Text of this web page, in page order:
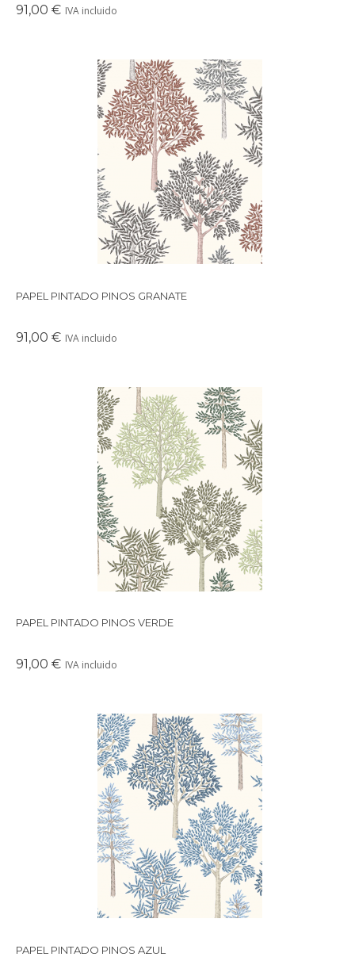
91,00 € IVA incluido
Papel pintado de inspiración vegetal compuesto por un dibujo
de arboleda al estilo acuarela
PAPEL PINTADO PINOS GRANATE
91,00 € IVA incluido
Papel pintado de inspiración vegetal compuesto por un dibujo
de arboleda al estilo acuarela
PAPEL PINTADO PINOS VERDE
91,00 € IVA incluido
Papel pintado de inspiración vegetal compuesto por un dibujo
de arboleda al estilo acuarela
PAPEL PINTADO PINOS AZUL